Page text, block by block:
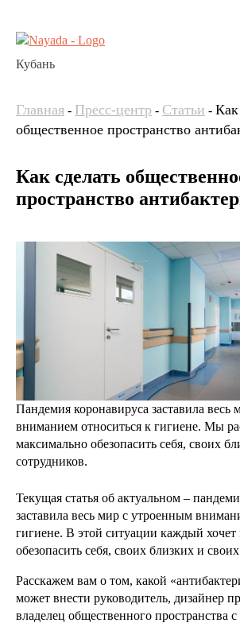
Кубань
Главная - Пресс-центр - Статьи - Как
общественное пространство
Как сделать
пространство
Пандемия коронавируса заставила
вниманием относиться к гигиене. Мы
максимально обезопасить себя, своих
сотрудников.
Текущая статья об актуальном –
заставила весь мир с утроенным
гигиене. В этой ситуации каждый хочет
обезопасить себя, своих близких и
Расскажем вам о том, какой
может внести руководитель, дизайнер
владелец общественного пространства